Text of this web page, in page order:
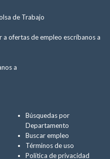
de Trabajo
ofertas de empleo escríbanos a
a
Búsquedas por
Departamento
Buscar empleo
Términos de uso
Política de privacidad